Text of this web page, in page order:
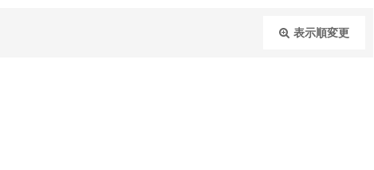
表示順変更